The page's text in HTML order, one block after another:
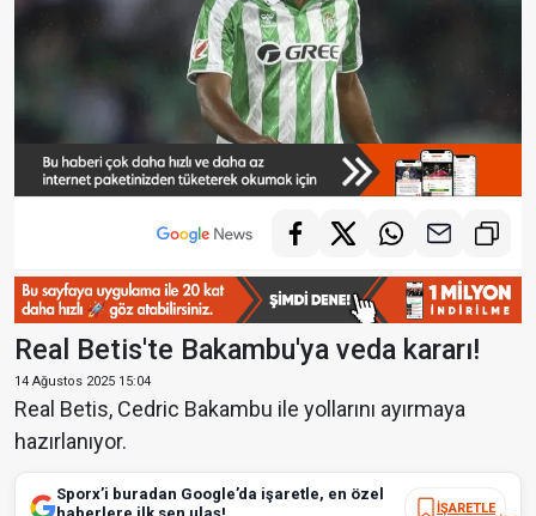
Real Betis'te Bakambu'ya veda kararı!
14 Ağustos 2025 15:04
Real Betis, Cedric Bakambu ile yollarını ayırmaya
hazırlanıyor.
Sporx’i buradan Google’da işaretle, en özel
İŞARETLE